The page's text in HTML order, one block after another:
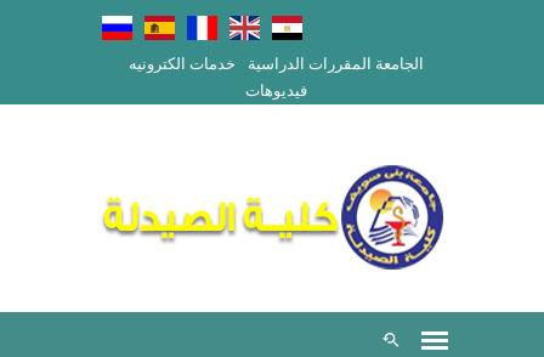
الجامعة المقررات الدراسية
خدمات الكترونيه
فيديوهات